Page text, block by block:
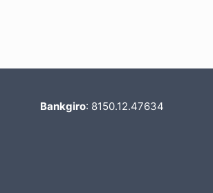
Bankgiro: 8150.12.47634